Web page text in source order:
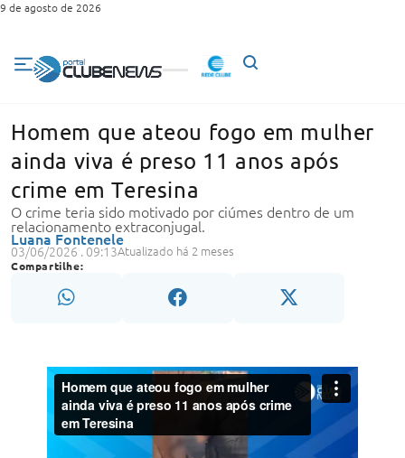
9 de agosto de 2026
Homem que ateou fogo em mulher
ainda viva é preso 11 anos após
crime em Teresina
O crime teria sido motivado por ciúmes dentro de um
relacionamento extraconjugal.
Luana Fontenele
03/06/2026 . 09:13Atualizado há 2 meses
Compartilhe: